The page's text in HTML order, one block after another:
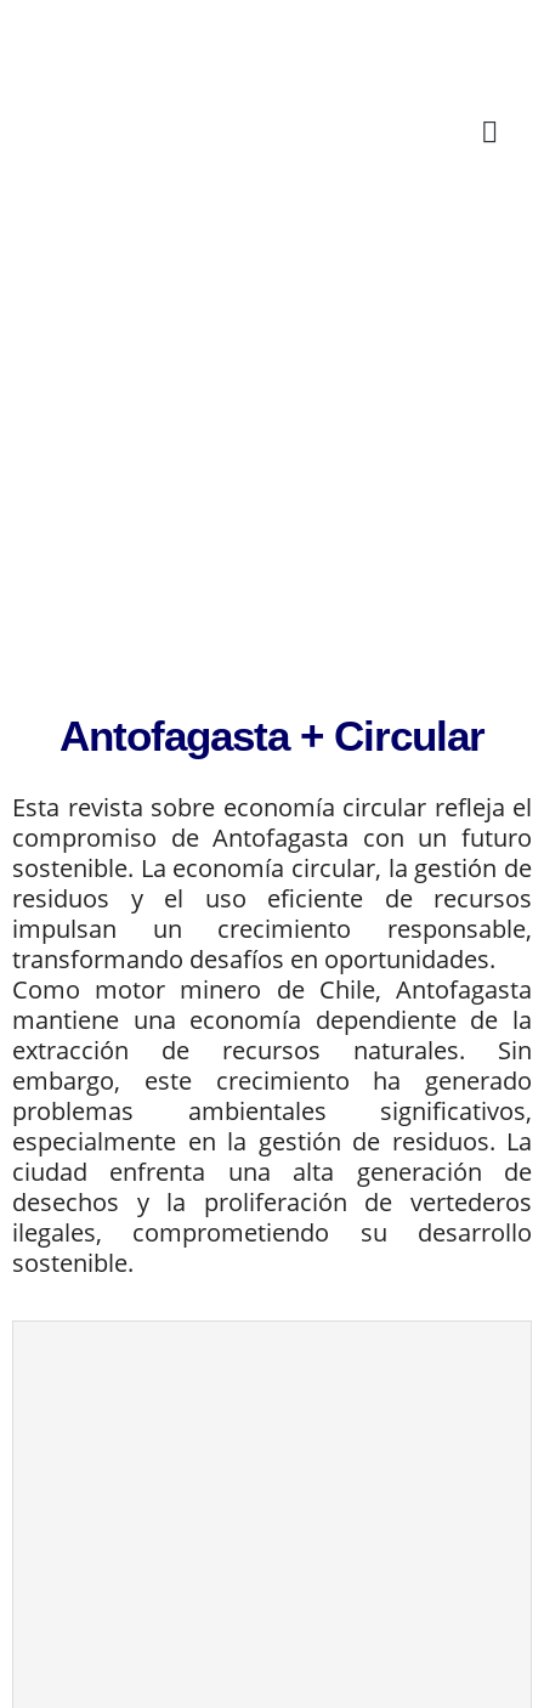
Antofagasta + Circular
Esta revista sobre economía circular refleja el
compromiso de Antofagasta con un futuro
sostenible. La economía circular, la gestión de
residuos y el uso eficiente de recursos
impulsan un crecimiento responsable,
transformando desafíos en oportunidades.
Como motor minero de Chile, Antofagasta
mantiene una economía dependiente de la
extracción de recursos naturales. Sin
embargo, este crecimiento ha generado
problemas ambientales significativos,
especialmente en la gestión de residuos. La
ciudad enfrenta una alta generación de
desechos y la proliferación de vertederos
ilegales, comprometiendo su desarrollo
sostenible.